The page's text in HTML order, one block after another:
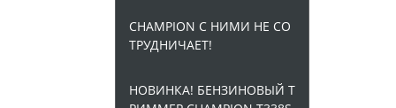
CHAMPION С НИМИ НЕ СО
ТРУДНИЧАЕТ!
НОВИНКА! БЕНЗИНОВЫЙ Т